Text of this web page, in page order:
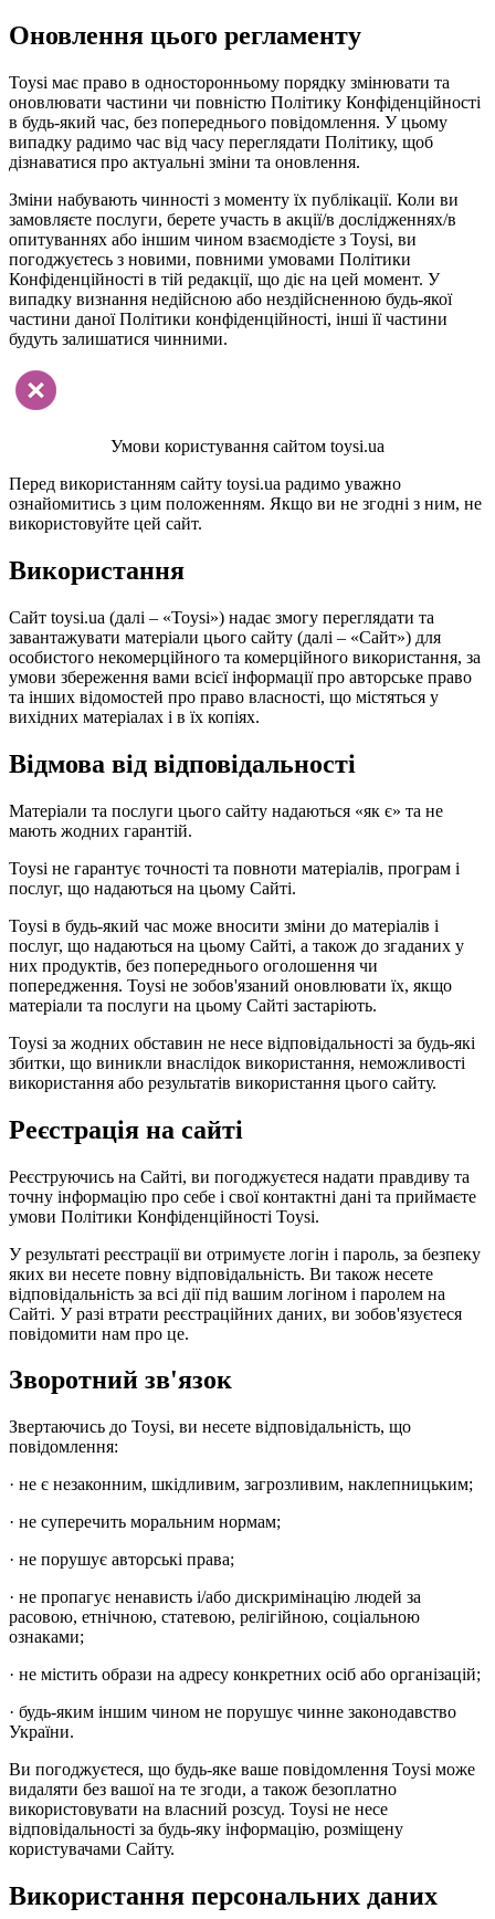
Оновлення цього регламенту
Toysi має право в односторонньому порядку змінювати та
оновлювати частини чи повністю Політику Конфіденційності
в будь-який час, без попереднього повідомлення. У цьому
випадку радимо час від часу переглядати Політику, щоб
дізнаватися про актуальні зміни та оновлення.
Зміни набувають чинності з моменту їх публікації. Коли ви
замовляєте послуги, берете участь в акції/в дослідженнях/в
опитуваннях або іншим чином взаємодієте з Toysi, ви
погоджуєтесь з новими, повними умовами Політики
Конфіденційності в тій редакції, що діє на цей момент. У
випадку визнання недійсною або нездійсненною будь-якої
частини даної Політики конфіденційності, інші її частини
будуть залишатися чинними.
Умови користування сайтом toysi.ua
Перед використанням сайту toysi.ua радимо уважно
ознайомитись з цим положенням. Якщо ви не згодні з ним, не
використовуйте цей сайт.
Використання
Сайт toysi.ua (далі – «Toysi») надає змогу переглядати та
завантажувати матеріали цього сайту (далі – «Сайт») для
особистого некомерційного та комерційного використання, за
умови збереження вами всієї інформації про авторське право
та інших відомостей про право власності, що містяться у
вихідних матеріалах і в їх копіях.
Відмова від відповідальності
Матеріали та послуги цього сайту надаються «як є» та не
мають жодних гарантій.
Toysi не гарантує точності та повноти матеріалів, програм і
послуг, що надаються на цьому Сайті.
Toysi в будь-який час може вносити зміни до матеріалів і
послуг, що надаються на цьому Сайті, а також до згаданих у
них продуктів, без попереднього оголошення чи
попередження. Toysi не зобов'язаний оновлювати їх, якщо
матеріали та послуги на цьому Сайті застаріють.
Toysi за жодних обставин не несе відповідальності за будь-які
збитки, що виникли внаслідок використання, неможливості
використання або результатів використання цього сайту.
Реєстрація на сайті
Реєструючись на Сайті, ви погоджуєтеся надати правдиву та
точну інформацію про себе і свої контактні дані та приймаєте
умови Політики Конфіденційності Toysi.
У результаті реєстрації ви отримуєте логін і пароль, за безпеку
яких ви несете повну відповідальність. Ви також несете
відповідальність за всі дії під вашим логіном і паролем на
Сайті. У разі втрати реєстраційних даних, ви зобов'язуєтеся
повідомити нам про це.
Зворотний зв'язок
Звертаючись до Toysi, ви несете відповідальність, що
повідомлення:
· не є незаконним, шкідливим, загрозливим, наклепницьким;
· не суперечить моральним нормам;
· не порушує авторські права;
· не пропагує ненависть і/або дискримінацію людей за
расовою, етнічною, статевою, релігійною, соціальною
ознаками;
· не містить образи на адресу конкретних осіб або організацій;
· будь-яким іншим чином не порушує чинне законодавство
України.
Ви погоджуєтеся, що будь-яке ваше повідомлення Toysi може
видаляти без вашої на те згоди, а також безоплатно
використовувати на власний розсуд. Toysi не несе
відповідальності за будь-яку інформацію, розміщену
користувачами Сайту.
Використання персональних даних